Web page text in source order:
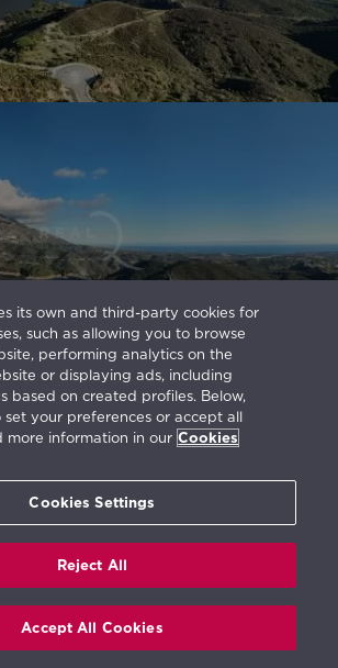
its own and third-party cookies for
such as allowing you to browse
performing analytics on the
or displaying ads, including
based on created profiles. Below,
set your preferences or accept all
more information in our Cookies
Cookies Settings
Reject All
Accept All Cookies